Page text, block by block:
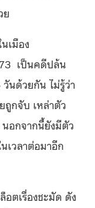
ย
เมือง
เป็นคดีปล้น
นด้วยกัน ไม่รู้ว่า
ถูกจับ เหล่าตัว
นอกจากนี้ยังมีตัว
เวลาต่อมาอีก
อตเรื่องชะมัด ดัง